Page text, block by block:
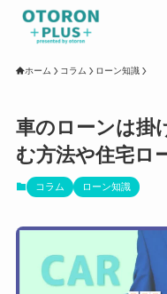
ホーム コラム ローン知識
車のローンは掛
む方法や住宅ロ
コラム ローン知識